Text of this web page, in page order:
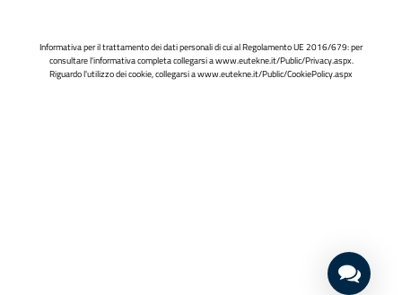
Informativa per il trattamento dei dati personali di cui al Regolamento UE 2016/679: per
consultare l'informativa completa collegarsi awww.eutekne.it/Public/Privacy.aspx.
Riguardo l'utilizzo dei cookie, collegarsi awww.eutekne.it/Public/CookiePolicy.aspx